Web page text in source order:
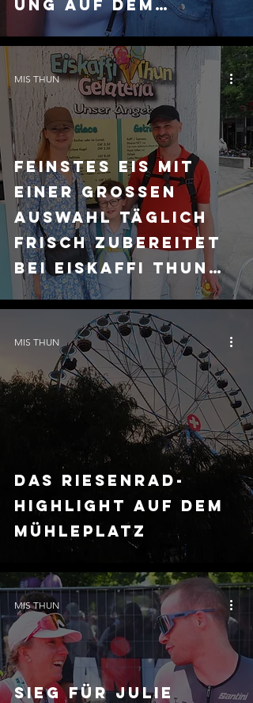
ung auf dem
Mühleplatz
Feinstes Eis mit
einer grossen
Auswahl täglich
frisch zubereitet
bei Eiskaffi Thun
Gelateria
MIS THUN
Das Riesenrad-
Highlight auf dem
Mühleplatz
MIS THUN
Sieg für Julie
MIS THUN